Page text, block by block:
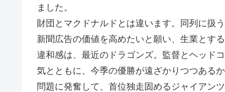
ました。
財団とマクドナルドとは違います。同列に扱
新聞広告の価値を高めたいと願い、生業とす
違和感は、最近のドラゴンズ。監督とヘッド
気とともに、今季の優勝が遠ざかりつつある
問題に発奮して、首位独走固めるジャイアン